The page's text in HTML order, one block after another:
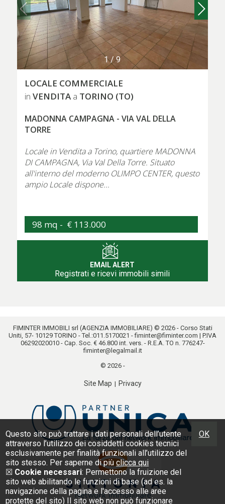
1/9
LOCALE COMMERCIALE
in VENDITAa TORINO (TO)
MADONNA CAMPAGNA - VIA VAL DELLA
TORRE
Locale in Vendita a Torino, quartiere MADONNA
DI CAMPAGNA, Via Val Della Torre. Situato
all'interno del moderno OLIMPO CENTER, questo
ampio Locale dispone...
98 mq - € 113.000
EMAIL ALERT
Registrati e ricevi immobili simili
FIMINTER IMMOBILI srl (AGENZIA IMMOBILIARE) © 2026 - Corso Stati
Uniti, 57- 10129 TORINO - Tel.:011.5170021 -fiminter@fiminter.com | P.IVA
06292020010 - Cap. Soc. € 46.800 int. vers. - R.E.A. TO n. 776247-
fiminter@legalmail.it
© 2026 -
Site Map | Privacy
Questo sito può trattare i dati personali dell’utente
attraverso l’utilizzo dei cosiddetti cookies tecnici
esclusivamente per finalità funzionali all’utilizzo del
sito stesso. Per saperne di piùclicca qui
☒ Cookie necessari: Permettono la fruizione del
sito web abilitando le funzioni di base (ad es. la
navigazione della pagina e l'accesso alle aree
protette del sito) Il sito web non può funzionare
OK